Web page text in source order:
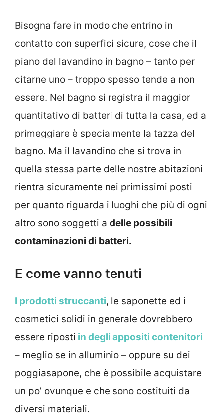
Bisogna fare in modo che entrino in
contatto con superfici sicure, cose che il
piano del lavandino in bagno – tanto per
citarne uno – troppo spesso tende a non
essere. Nel bagno si registra il maggior
quantitativo di batteri di tutta la casa, ed a
primeggiare è specialmente la tazza del
bagno. Ma il lavandino che si trova in
quella stessa parte delle nostre abitazioni
rientra sicuramente nei primissimi posti
per quanto riguarda i luoghi che più di ogni
altro sono soggetti a delle possibili
contaminazioni di batteri.
E come vanno tenuti
I prodotti struccanti, le saponette ed i
cosmetici solidi in generale dovrebbero
essere riposti in degli appositi contenitori
– meglio se in alluminio – oppure su dei
poggiasapone, che è possibile acquistare
un po’ ovunque e che sono costituiti da
diversi materiali.